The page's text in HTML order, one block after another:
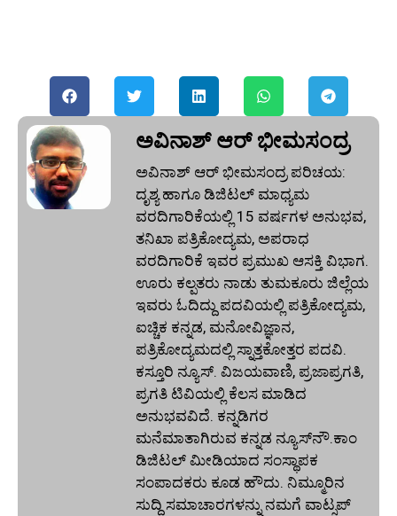
ಅವಿನಾಶ್‌ ಆರ್‌ ಭೀಮಸಂದ್ರ
ಅವಿನಾಶ್‌ ಆರ್‌ ಭೀಮಸಂದ್ರ ಪರಿಚಯ:
ದೃಶ್ಯ ಹಾಗೂ ಡಿಜಿಟಲ್ ಮಾಧ್ಯಮ
ವರದಿಗಾರಿಕೆಯಲ್ಲಿ 15 ವರ್ಷಗಳ ಅನುಭವ,
ತನಿಖಾ ಪತ್ರಿಕೋದ್ಯಮ, ಅಪರಾಧ
ವರದಿಗಾರಿಕೆ ಇವರ ಪ್ರಮುಖ ಆಸಕ್ತಿ ವಿಭಾಗ.
ಊರು ಕಲ್ಪತರು ನಾಡು ತುಮಕೂರು ಜಿಲ್ಲೆಯ
ಇವರು ಓದಿದ್ದು ಪದವಿಯಲ್ಲಿ ಪತ್ರಿಕೋದ್ಯಮ,
ಐಚ್ಚಿಕ ಕನ್ನಡ, ಮನೋವಿಜ್ಞಾನ,
ಪತ್ರಿಕೋದ್ಯಮದಲ್ಲಿ ಸ್ನಾತ್ತಕೋತ್ತರ ಪದವಿ.
ಕಸ್ತೂರಿ ನ್ಯೂಸ್‌. ವಿಜಯವಾಣಿ, ಪ್ರಜಾಪ್ರಗತಿ,
ಪ್ರಗತಿ ಟಿವಿಯಲ್ಲಿ ಕೆಲಸ ಮಾಡಿದ
ಅನುಭವವಿದೆ. ಕನ್ನಡಿಗರ
ಮನೆಮಾತಾಗಿರುವ ಕನ್ನಡ ನ್ಯೂಸ್‌ನೌ.ಕಾಂ
ಡಿಜಿಟಲ್‌ ಮೀಡಿಯಾದ ಸಂಸ್ಥಾಪಕ
ಸಂಪಾದಕರು ಕೂಡ ಹೌದು. ನಿಮ್ಮೂರಿನ
ಸುದ್ದಿ ಸಮಾಚಾರಗಳನ್ನು ನಮಗೆ ವಾಟ್ಸಪ್‌